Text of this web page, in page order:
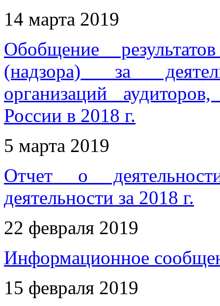
14 марта 2019
Обобщение
(надзора) за
организаций
России в 2018 г.
5 марта 2019
Отчет о
деятельности за 2018 г.
22 февраля 2019
Информационное
15 февраля 2019